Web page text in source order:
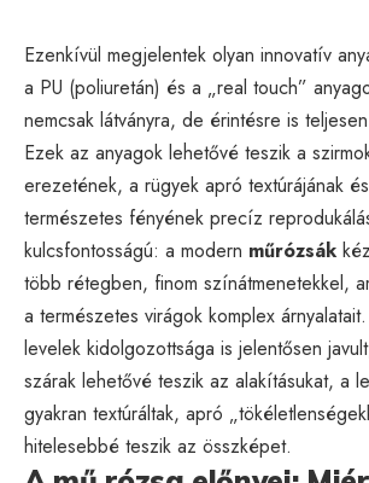
Ezenkívül megjelentek olyan innovatív
a PU (poliuretán) és a „real touch”
nemcsak látványra, de érintésre is
Ezek az anyagok lehetővé teszik a
erezetének, a rügyek apró textúrájának
természetes fényének precíz
kulcsfontosságú: a modern műrózsák
több rétegben, finom színátmenetekkel,
a természetes virágok komplex
levelek kidolgozottsága is jelentősen
szárak lehetővé teszik az alakításukat, a
gyakran textúráltak, apró
hitelesebbé teszik az összképet.